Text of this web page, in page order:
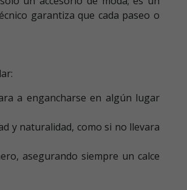
garantiza que cada paseo o
a engancharse en algún lugar
y naturalidad, como si no llevara
asegurando siempre un calce